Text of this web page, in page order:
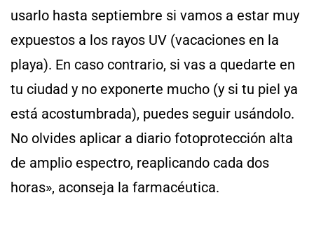
usarlo hasta septiembre si vamos a estar muy
expuestos a los rayos UV (vacaciones en la
playa). En caso contrario, si vas a quedarte en
tu ciudad y no exponerte mucho (y si tu piel ya
está acostumbrada), puedes seguir usándolo.
No olvides aplicar a diario fotoprotección alta
de amplio espectro, reaplicando cada dos
horas», aconseja la farmacéutica.